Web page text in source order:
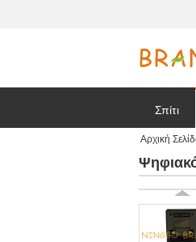
Σπίτι
Αρχική